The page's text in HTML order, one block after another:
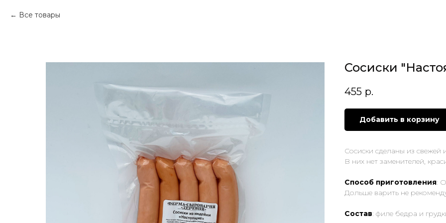
Все товары
Сосиски
455 р.
Добавить в корзину
Сосиски сделаны из свежей
В них нет заменителей,
Способ приготовления:
Дольше варить не
Состав: филе бедра и